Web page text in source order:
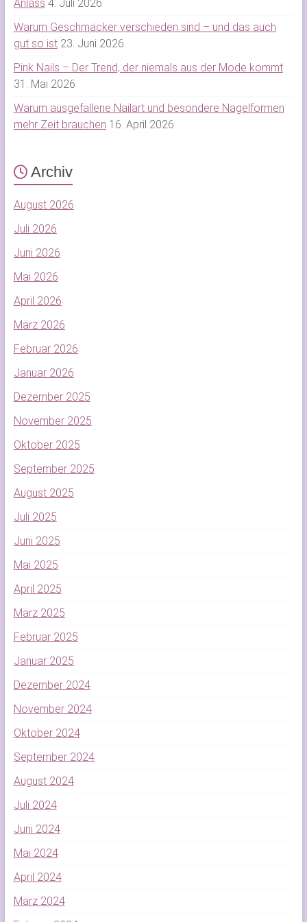
Anlass 4. Juli 2026
Warum Geschmäcker verschieden sind – und das auch
gut so ist 23. Juni 2026
Pink Nails – Der Trend, der niemals aus der Mode kommt
31. Mai 2026
Warum ausgefallene Nailart und besondere Nagelformen
mehr Zeit brauchen 16. April 2026
Archiv
August 2026
Juli 2026
Juni 2026
Mai 2026
April 2026
März 2026
Februar 2026
Januar 2026
Dezember 2025
November 2025
Oktober 2025
September 2025
August 2025
Juli 2025
Juni 2025
Mai 2025
April 2025
März 2025
Februar 2025
Januar 2025
Dezember 2024
November 2024
Oktober 2024
September 2024
August 2024
Juli 2024
Juni 2024
Mai 2024
April 2024
März 2024